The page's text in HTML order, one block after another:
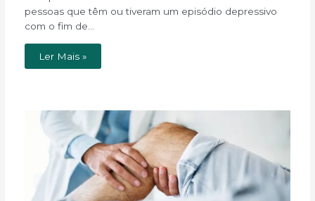
pessoas que têm ou tiveram um episódio depressivo
com o fim de…
Ler Mais »